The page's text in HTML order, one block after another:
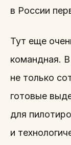
в России
Тут еще
командная.
не только
готовые
для
и